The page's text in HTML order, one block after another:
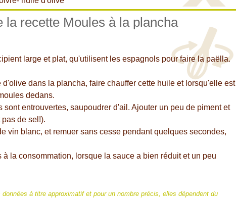
la recette Moules à la plancha
large et plat, qu'utilisent les espagnols pour faire la paëlla.
d'olive dans la plancha, faire chauffer cette huile et lorsqu'elle est
dedans.
sont entrouvertes, saupoudrer d'ail. Ajouter un peu de piment et
de sel!).
vin blanc, et remuer sans cesse pendant quelques secondes,
à la consommation, lorsque la sauce a bien réduit et un peu
à titre approximatif et pour un nombre précis, elles dépendent du